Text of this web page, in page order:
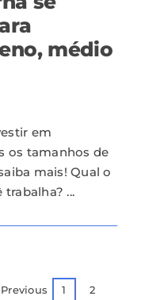
médio
em
os tamanhos de
mais! Qual o
...
Previous 1 2